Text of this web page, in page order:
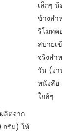
เล็กๆ น้
ข้างสำ
รีโมทค
สบายเ
จริงสำ
วัน (ง
หนังสือ
ใกล้ๆ
ลิตจาก
กรัม) ให้